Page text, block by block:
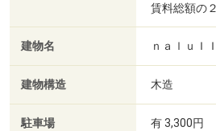
賃料総額の
建物名 ｎａｌｕＩ
建物構造 木造
駐車場 有 3,300円